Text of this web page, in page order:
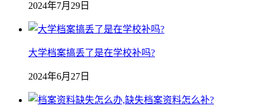
2024年7月29日
大学档案搞丢了是在学校补吗?
2024年6月27日